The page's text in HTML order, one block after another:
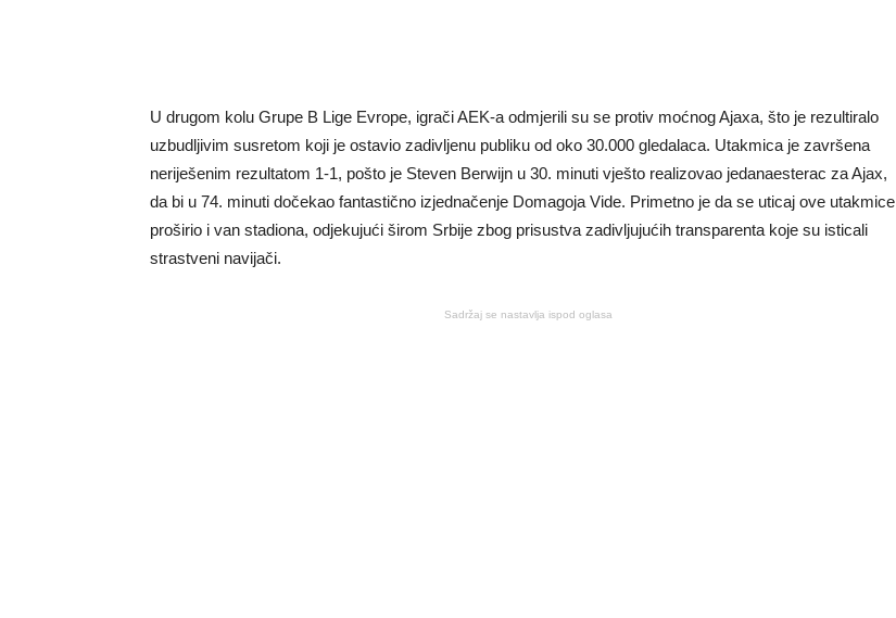
U drugom kolu Grupe B Lige Evrope, igrači AEK-a odmjerili su se protiv moćnog Ajaxa, što je rezultiralo
uzbudljivim susretom koji je ostavio zadivljenu publiku od oko 30.000 gledalaca. Utakmica je završena
neriješenim rezultatom 1-1, pošto je Steven Berwijn u 30. minuti vješto realizovao jedanaesterac za Ajax,
da bi u 74. minuti dočekao fantastično izjednačenje Domagoja Vide. Primetno je da se uticaj ove utakmice
proširio i van stadiona, odjekujući širom Srbije zbog prisustva zadivljujućih transparenta koje su isticali
strastveni navijači.
Sadržaj se nastavlja ispod oglasa